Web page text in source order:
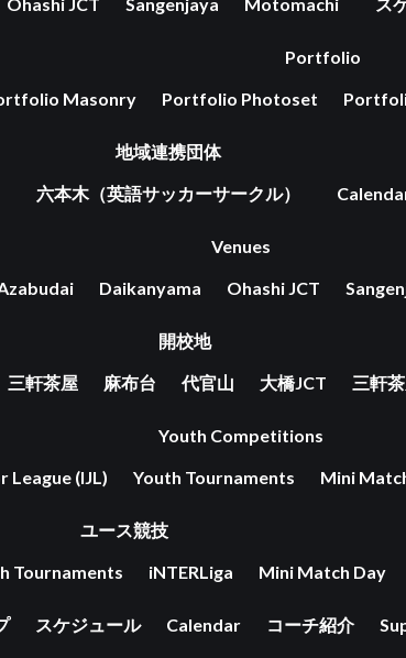
Portfolio
Masonry
Portfolio Photoset
地域連携団体
六本木（英語サッカーサークル）
Venues
Daikanyama Ohashi JCT
開校地
三軒茶屋 麻布台 代官山 大橋JCT 三軒
Youth Competitions
League (IJL)
Youth Tournaments Mini
ユース競技
Tournaments iNTERLiga Mini Match Day
スケジュール Calendar コーチ紹介